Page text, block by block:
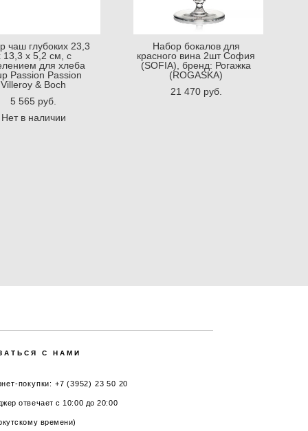
чаш глубоких 23,3
13,3 х 5,2 см, с
для хлеба
Passion Passion
Villeroy & Boch
5 565 pуб.
Нет в наличии
Набор бокалов для
красного вина 2шт София
(SOFIA), бренд: Рогажка
(ROGASKA)
21 470 pуб.
С НАМИ
покупки: +7 (3952) 23 50 20
отвечает с 10:00 до 20:00
времени)